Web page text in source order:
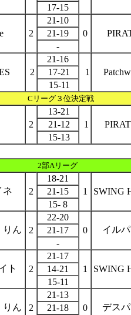
17-15
2
21-10
0
21-19
-
2
21-16
1
17-21
15-11
Cリーグ ３位決定戦
2
13-21
1
21-12
15-13
2部Aリーグ
ネ 2
18-21
1
SWING
21-15
15- 8
りん 2
22-20
0
イル
21-17
-
ト 2
21-17
1
SWING
14-21
15-11
りん 2
21-13
0
デス
21-18